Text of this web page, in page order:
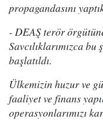
propagandasını
- DEAŞ terör
Savcılıklarımızca
başlatıldı.
Ülkemizin huzur ve
faaliyet ve finans
operasyonlarımızı